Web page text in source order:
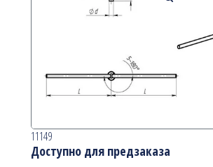
11149
Доступно для предзаказа